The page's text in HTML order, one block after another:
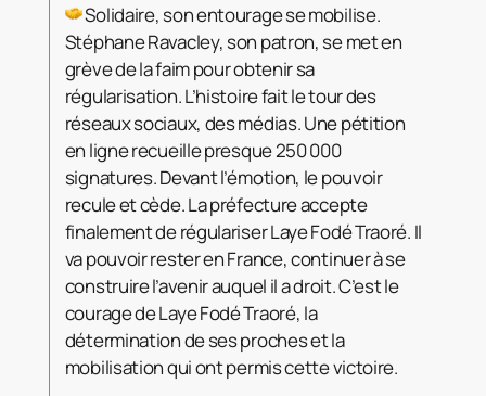
Solidaire, son entourage se mobilise.
Stéphane Ravacley, son patron, se met en
grève de la faim pour obtenir sa
régularisation. L’histoire fait le tour des
réseaux sociaux, des médias. Une pétition
en ligne recueille presque 250 000
signatures. Devant l’émotion, le pouvoir
recule et cède. La préfecture accepte
finalement de régulariser Laye Fodé Traoré. Il
va pouvoir rester en France, continuer à se
construire l’avenir auquel il a droit. C’est le
courage de Laye Fodé Traoré, la
détermination de ses proches et la
mobilisation qui ont permis cette victoire.